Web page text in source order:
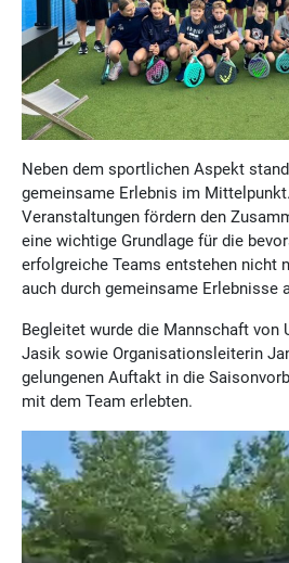
Neben dem sportlichen Aspekt
gemeinsame Erlebnis im
Veranstaltungen fördern den
eine wichtige Grundlage für die
erfolgreiche Teams entstehen nicht
auch durch gemeinsame Erlebnisse
Begleitet wurde die Mannschaft von
Jasik sowie Organisationsleiterin
gelungenen Auftakt in die
mit dem Team erlebten.